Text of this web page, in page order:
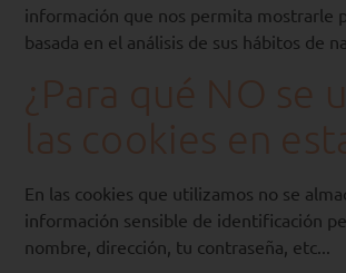
información que nos permita mostrarle
basada en el análisis de sus hábitos de
¿Para qué NO se
las cookies en
En las cookies que utilizamos no se
información sensible de identificación
nombre, dirección, tu contraseña, etc...